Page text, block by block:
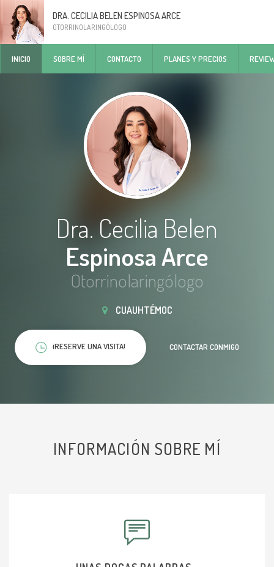
DRA. CECILIA BELEN ESPINOSA ARCE
OTORRINOLARINGÓLOGO
INICIO SOBRE MÍ CONTACTO PLANES Y PRECIOS
Dra. Cecilia Belen
Espinosa Arce
Otorrinolaringólogo
CUAUHTÉMOC
¡RESERVE UNA VISITA! CONTACTAR CONMIGO
INFORMACIÓN SOBRE MÍ